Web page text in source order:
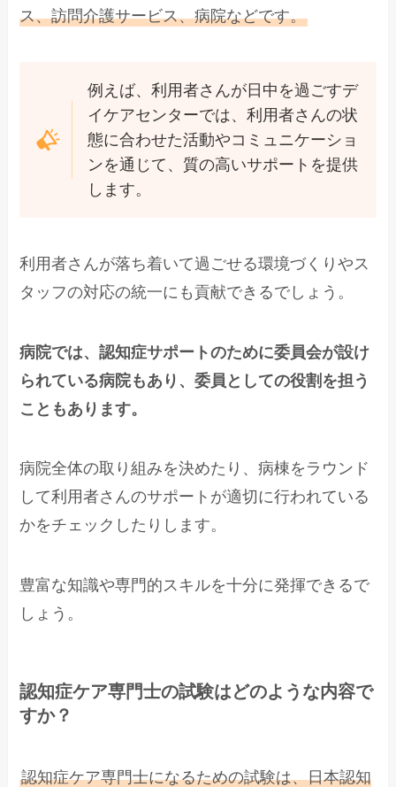
ス、訪問介護サービス、病院などです。
例えば、利用者さんが日中を過ごすデ
イケアセンターでは、利用者さんの状
態に合わせた活動やコミュニケーショ
ンを通じて、質の高いサポートを提供
します。
利用者さんが落ち着いて過ごせる環境づくりやス
タッフの対応の統一にも貢献できるでしょう。
病院では、認知症サポートのために委員会が設け
られている病院もあり、委員としての役割を担う
こともあります。
病院全体の取り組みを決めたり、病棟をラウンド
して利用者さんのサポートが適切に行われている
かをチェックしたりします。
豊富な知識や専門的スキルを十分に発揮できるで
しょう。
認知症ケア専門士の試験はどのような内容で
すか？
認知症ケア専門士になるための試験は、日本認知